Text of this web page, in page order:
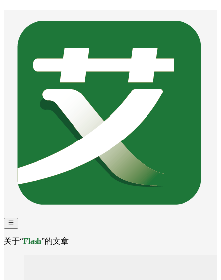
关于“Flash”的文章